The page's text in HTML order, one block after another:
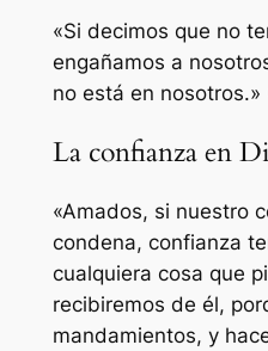
«Si decimos que no
engañamos a
no está en nosotros.»
La confianza en
«Amados, si nuestro
condena, confianza
cualquiera cosa que
recibiremos de él,
mandamientos, y